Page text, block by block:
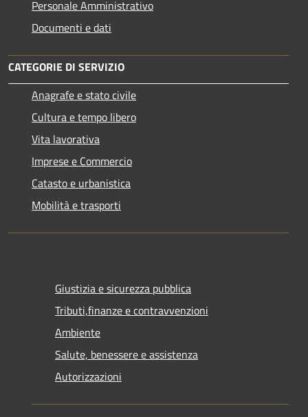
Personale Amministrativo
Documenti e dati
CATEGORIE DI SERVIZIO
Anagrafe e stato civile
Cultura e tempo libero
Vita lavorativa
Imprese e Commercio
Catasto e urbanistica
Mobilità e trasporti
Giustizia e sicurezza pubblica
Tributi,finanze e contravvenzioni
Ambiente
Salute, benessere e assistenza
Autorizzazioni